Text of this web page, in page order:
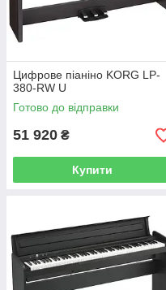
Цифрове піаніно KORG LP-
380-RW U
Готово до відправки
51 920 ₴
Купити